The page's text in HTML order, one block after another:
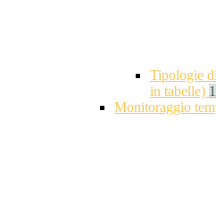
Tipologie
in tabelle) 1
Monitoraggio